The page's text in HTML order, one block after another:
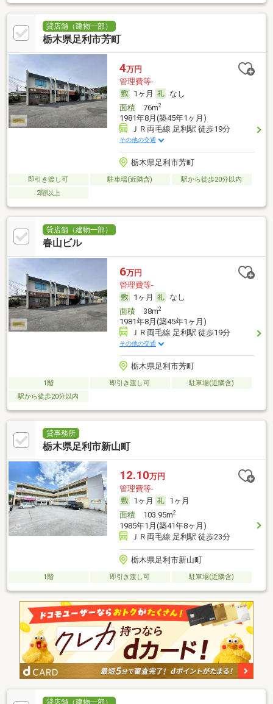
貸店舗（建物一部）
栃木県足利市芳町
4万円
管理費等-
1ヶ月
なし
面積76m2
1981年8月(築45年1ヶ月)
ＪＲ両毛線 足利駅 徒歩19分
その他の交通
栃木県足利市芳町
即引き渡し可 駐車場(近隣含)
駅から徒歩20分以内
2階以上
貸店舗（建物一部）
春山ビル
6万円
管理費等-
1ヶ月
なし
面積38m2
1981年8月(築45年1ヶ月)
ＪＲ両毛線 足利駅 徒歩19分
その他の交通
栃木県足利市芳町
1階 即引き渡し可
駐車場(近隣含)
駅から徒歩20分以内
貸事務所
栃木県足利市新山町
12.10万円
管理費等-
1ヶ月
1ヶ月
面積103.95m2
1985年1月(築41年8ヶ月)
ＪＲ両毛線 足利駅 徒歩23分
栃木県足利市新山町
1階 即引き渡し可 駐車場(近隣含)
貸店舗（建物一部）